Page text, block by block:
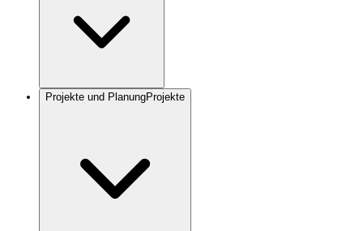
Projekte und PlanungProjekte